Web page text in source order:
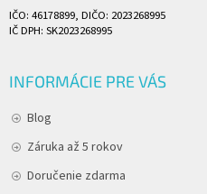
IČO: 46178899, DIČO: 2023268995
IČ DPH: SK2023268995
INFORMÁCIE PRE VÁS
Blog
Záruka až 5 rokov
Doručenie zdarma